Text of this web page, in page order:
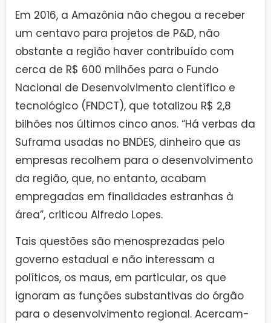
Em 2016, a Amazônia não chegou a receber
um centavo para projetos de P&D, não
obstante a região haver contribuído com
cerca de R$ 600 milhões para o Fundo
Nacional de Desenvolvimento científico e
tecnológico (FNDCT), que totalizou R$ 2,8
bilhões nos últimos cinco anos. “Há verbas da
Suframa usadas no BNDES, dinheiro que as
empresas recolhem para o desenvolvimento
da região, que, no entanto, acabam
empregadas em finalidades estranhas à
área”, criticou Alfredo Lopes.
Tais questões são menosprezadas pelo
governo estadual e não interessam a
políticos, os maus, em particular, os que
ignoram as funções substantivas do órgão
para o desenvolvimento regional. Acercam-